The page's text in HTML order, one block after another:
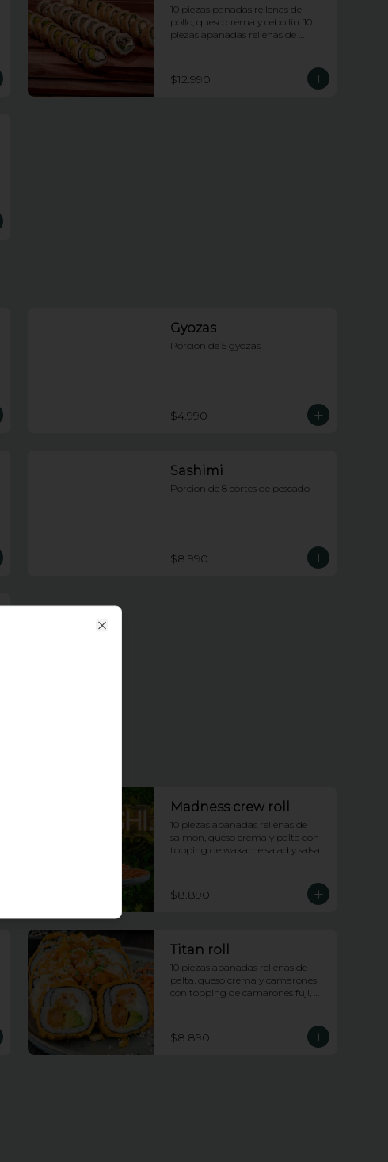
10 piezas panadas rellenas de
pollo, queso crema y cebollin. 10
piezas apanadas rellenas de
champiñones tempura, queso
crema y cebollin.
$12.990
Gyozas
Porcion de 5 gyozas
$4.990
Sashimi
Porcion de 8 cortes de pescado
$8.990
Madness crew roll
10 piezas apanadas rellenas de
salmon, queso crema y palta con
topping de wakame salad y salsa
$8.890
Titan roll
10 piezas apanadas rellenas de
palta, queso crema y camarones
con topping de camarones fuji,
$8.890